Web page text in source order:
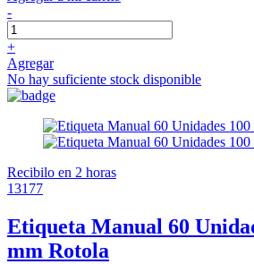
-
+
Agregar
No hay suficiente stock disponible
Recibilo en 2 horas
13177
Etiqueta Manual 60
mm Rotola